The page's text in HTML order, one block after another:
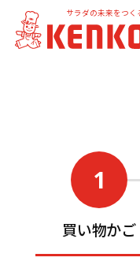
サラダの未来をつく
1
買い物かご